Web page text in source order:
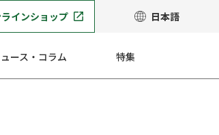
インショップ 日本語
ース・コラム 特集